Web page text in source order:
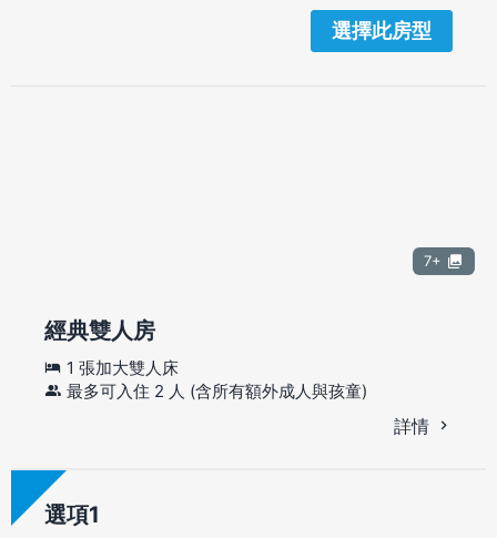
選擇此房型
7+
經典雙人房
1 張加大雙人床
最多可入住 2 人 (含所有額外成人與孩童)
詳情
選項